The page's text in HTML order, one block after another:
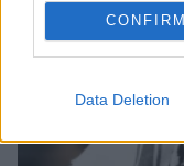
CONFIRM
Data Deletion